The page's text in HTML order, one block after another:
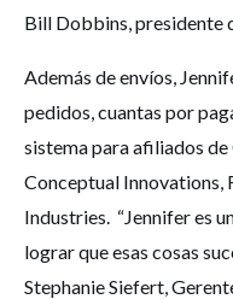
Bill Dobbins, presidente
Además de envíos,
pedidos, cuantas por
sistema para afiliados
Conceptual Innovations,
Industries. “Jennifer es
lograr que esas cosas
Stephanie Siefert,